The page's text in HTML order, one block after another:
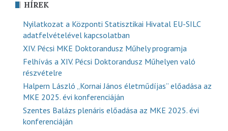
HÍREK
Nyilatkozat a Központi Statisztikai Hivatal EU-SILC
adatfelvételével kapcsolatban
XIV. Pécsi MKE Doktorandusz Műhely programja
Felhívás a XIV. Pécsi Doktorandusz Műhelyen való
részvételre
Halpern László „Kornai János életműdíjas” előadása az
MKE 2025. évi konferenciáján
Szentes Balázs plenáris előadása az MKE 2025. évi
konferenciáján